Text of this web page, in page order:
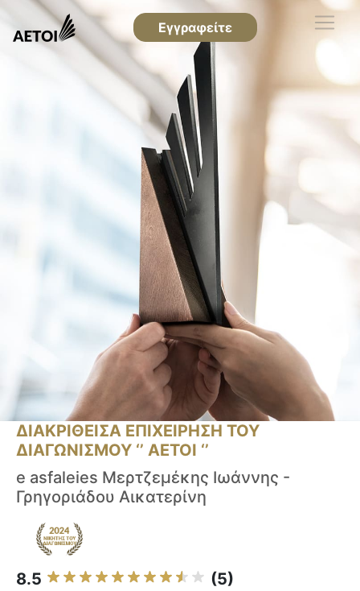
Εγγραφείτε
ΔΙΑΚΡΙΘΕΙΣΑ ΕΠΙΧΕΙΡΗΣΗ ΤΟΥ
ΔΙΑΓΩΝΙΣΜΟΥ ‘’ ΑΕΤΟΙ ‘’
e asfaleies Μερτζεμέκης Ιωάννης -
Γρηγοριάδου Αικατερίνη
8.5 (5)